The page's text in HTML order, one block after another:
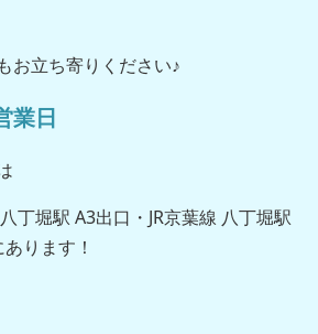
お立ち寄りください♪
業日
丁堀駅 A3出口・JR京葉線 八丁堀駅
ります！